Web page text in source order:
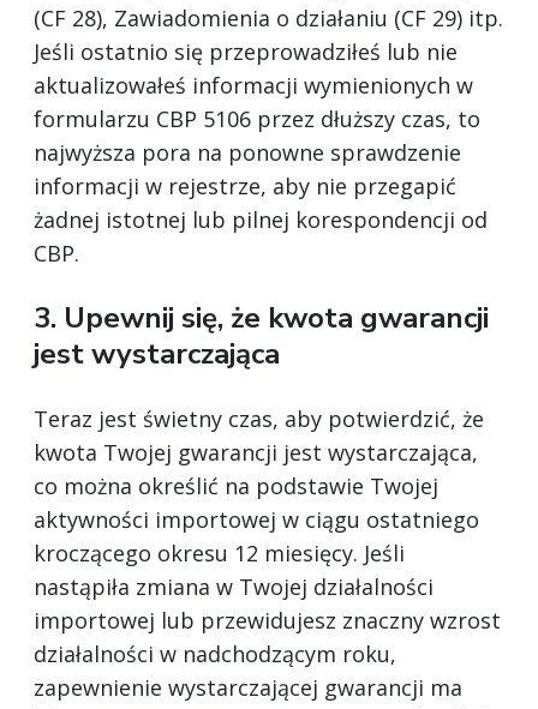
(CF 28), Zawiadomienia o działaniu (CF 29) itp.
Jeśli ostatnio się przeprowadziłeś lub nie
aktualizowałeś informacji wymienionych w
formularzu CBP 5106 przez dłuższy czas, to
najwyższa pora na ponowne sprawdzenie
informacji w rejestrze, aby nie przegapić
żadnej istotnej lub pilnej korespondencji od
CBP.
3. Upewnij się, że kwota gwarancji
jest wystarczająca
Teraz jest świetny czas, aby potwierdzić, że
kwota Twojej gwarancji jest wystarczająca,
co można określić na podstawie Twojej
aktywności importowej w ciągu ostatniego
kroczącego okresu 12 miesięcy. Jeśli
nastąpiła zmiana w Twojej działalności
importowej lub przewidujesz znaczny wzrost
działalności w nadchodzącym roku,
zapewnienie wystarczającej gwarancji ma